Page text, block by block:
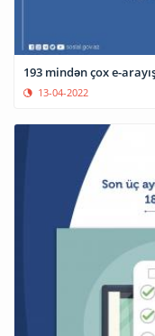
193 mindən çox e-
13-04-2022